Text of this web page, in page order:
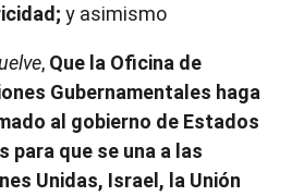
y asimismo
, Que la Oficina de
Gubernamentales haga
al gobierno de Estados
para que se una a las
Unidas, Israel, la Unión